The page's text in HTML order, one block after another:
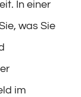
In einer
was Sie
im